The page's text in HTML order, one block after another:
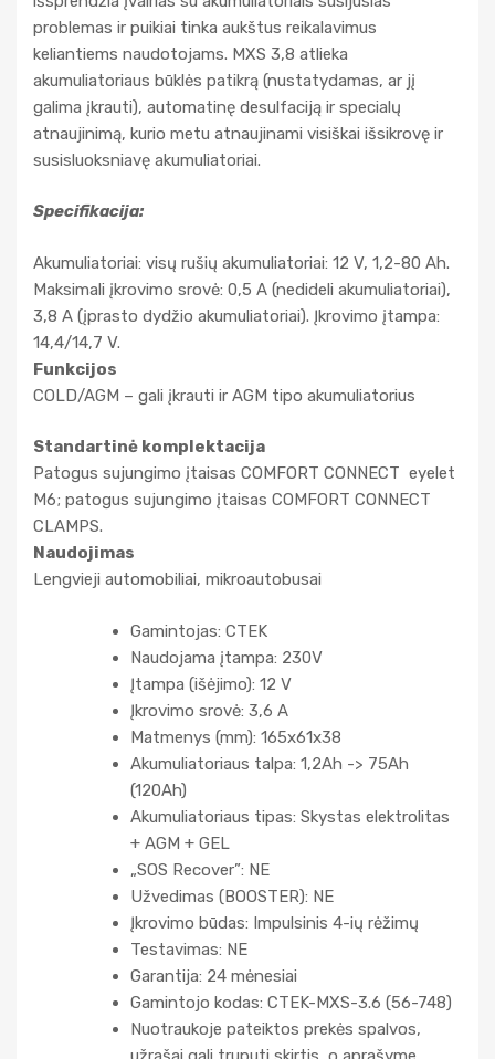
problemas ir puikiai tinka aukštus reikalavimus
keliantiems naudotojams. MXS 3,8 atlieka
akumuliatoriaus būklės patikrą (nustatydamas, ar jį
galima įkrauti), automatinę desulfaciją ir specialų
atnaujinimą, kurio metu atnaujinami visiškai išsikrovę ir
susisluoksniavę akumuliatoriai.
Specifikacija:
Akumuliatoriai: visų rušių akumuliatoriai: 12 V, 1,2-80 Ah.
Maksimali įkrovimo srovė: 0,5 A (nedideli akumuliatoriai),
3,8 A (įprasto dydžio akumuliatoriai). Įkrovimo įtampa:
14,4/14,7 V.
Funkcijos
COLD/AGM – gali įkrauti ir AGM tipo akumuliatorius
Standartinė komplektacija
Patogus sujungimo įtaisas COMFORT CONNECT eyelet
M6; patogus sujungimo įtaisas COMFORT CONNECT
CLAMPS.
Naudojimas
Lengvieji automobiliai, mikroautobusai
Gamintojas: CTEK
Naudojama įtampa: 230V
Įtampa (išėjimo): 12 V
Įkrovimo srovė: 3,6 A
Matmenys (mm): 165x61x38
Akumuliatoriaus talpa: 1,2Ah -> 75Ah
(120Ah)
Akumuliatoriaus tipas: Skystas elektrolitas
+ AGM + GEL
„SOS Recover”: NE
Užvedimas (BOOSTER): NE
Įkrovimo būdas: Impulsinis 4-ių rėžimų
Testavimas: NE
Garantija: 24 mėnesiai
Gamintojo kodas: CTEK-MXS-3.6 (56-748)
Nuotraukoje pateiktos prekės spalvos,